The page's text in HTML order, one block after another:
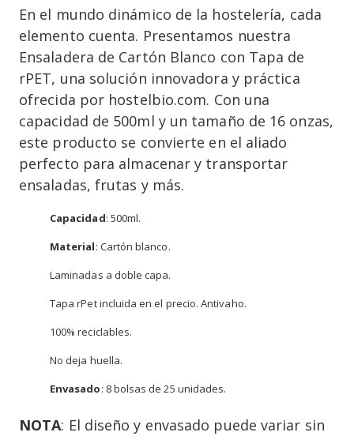
En el mundo dinámico de la hostelería, cada
elemento cuenta. Presentamos nuestra
Ensaladera de Cartón Blanco con Tapa de
rPET, una solución innovadora y práctica
ofrecida por hostelbio.com. Con una
capacidad de 500ml y un tamaño de 16 onzas,
este producto se convierte en el aliado
perfecto para almacenar y transportar
ensaladas, frutas y más.
Capacidad: 500ml.
Material: Cartón blanco.
Laminadas a doble capa.
Tapa rPet incluida en el precio. Antivaho.
100% reciclables.
No deja huella.
Envasado: 8 bolsas de 25 unidades.
NOTA: El diseño y envasado puede variar sin